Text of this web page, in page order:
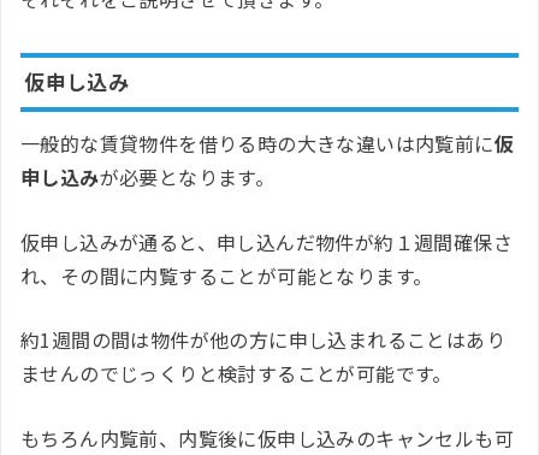
仮申し込み
一般的な賃貸物件を借りる時の大きな違いは内覧前に仮
申し込みが必要となります。
仮申し込みが通ると、申し込んだ物件が約１週間確保さ
れ、その間に内覧することが可能となります。
約1週間の間は物件が他の方に申し込まれることはあり
ませんのでじっくりと検討することが可能です。
もちろん内覧前、内覧後に仮申し込みのキャンセルも可